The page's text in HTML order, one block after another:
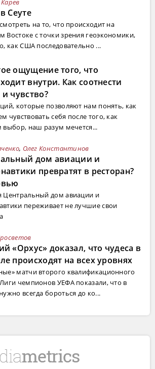
Сеуте
на то, что происходит на
Востоке с точки зрения геоэкономики,
как США последовательно ...
ощущение того, что
внутри. Как соотнести
чувство?
которые позволяют нам понять, как
чувствовать себя после того, как
выбор, наш разум мечется...
, Олег Константинов
дом авиации и
превратят в ресторан?
Центральный дом авиации и
переживает не лучшие свои
«Орхус» доказал, что чудеса в
происходят на всех уровнях
матчи второго квалификационного
чемпионов УЕФА показали, что в
всегда бороться до ко...